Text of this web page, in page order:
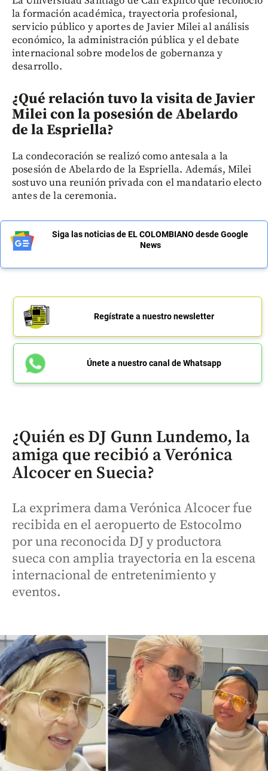
la formación académica, trayectoria profesional,
servicio público y aportes de Javier Milei al análisis
económico, la administración pública y el debate
internacional sobre modelos de gobernanza y
desarrollo.
¿Qué relación tuvo la visita de Javier
Milei con la posesión de Abelardo
de la Espriella?
La condecoración se realizó como antesala a la
posesión de Abelardo de la Espriella. Además, Milei
sostuvo una reunión privada con el mandatario electo
antes de la ceremonia.
Siga las noticias de EL COLOMBIANO desde Google
News
Regístrate a nuestro newsletter
Únete a nuestro canal de Whatsapp
¿Quién es DJ Gunn Lundemo, la
amiga que recibió a Verónica
Alcocer en Suecia?
La exprimera dama Verónica Alcocer fue
recibida en el aeropuerto de Estocolmo
por una reconocida DJ y productora
sueca con amplia trayectoria en la escena
internacional de entretenimiento y
eventos.